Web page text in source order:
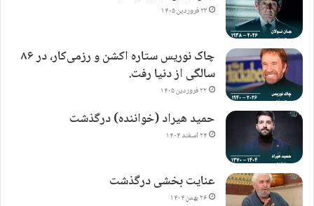
۲۳ فروردین ۱۴۰۵
چاک نوریس ستاره اکشن و رزمی‌کار، در ۸۶
سالگی از دنیا رفت.
۲۲ فروردین ۱۴۰۵
حمید هیراد (خواننده) درگذشت
۲۴ اسفند ۱۴۰۴
عنایت بخشی درگذشت
۲۶ بهمن ۱۴۰۴